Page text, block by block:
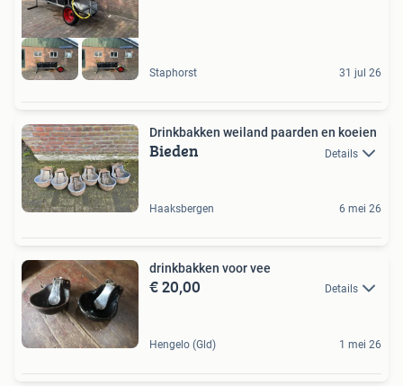
Staphorst 31 jul 26
Drinkbakken weiland paarden en koeien
Bieden Details
Haaksbergen 6 mei 26
drinkbakken voor vee
€ 20,00 Details
Hengelo (Gld) 1 mei 26